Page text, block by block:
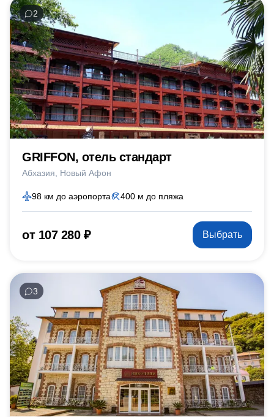
2
GRIFFON, отель стандарт
Абхазия Новый Афон
98 км до аэропорта 400 м до пляжа
от 107 280 ₽ Выбрать
3